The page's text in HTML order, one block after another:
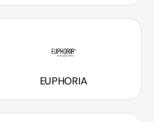
EUPHORIA